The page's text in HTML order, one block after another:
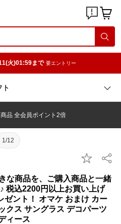
火)01:59まで 要エントリー
ト
品 全会員ポイント2倍
1/12
な商品を、ご購入商品と一緒
税込2200円以上お買い上げ
ゼント！ オマケ おまけ カー
クス サングラス デコパーツ
ィース